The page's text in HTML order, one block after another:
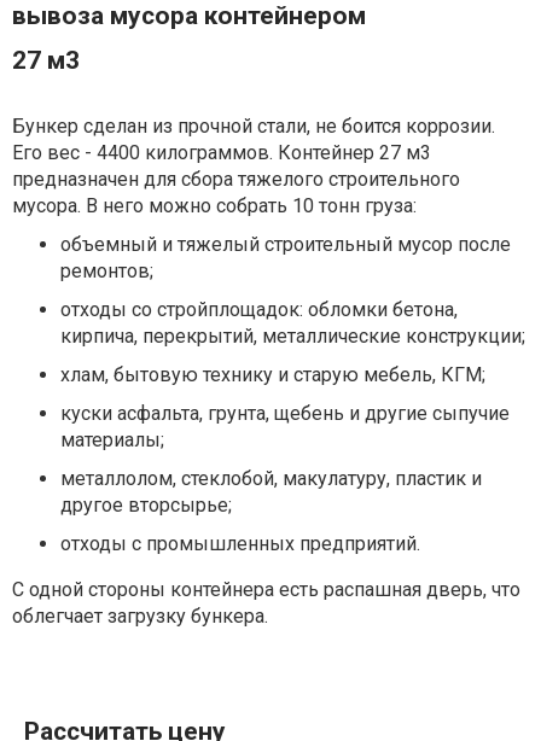
вывоза мусора контейнером
27 м3
Бункер сделан из прочной стали, не боится коррозии.
Его вес - 4400 килограммов. Контейнер 27 м3
предназначен для сбора тяжелого строительного
мусора. В него можно собрать 10 тонн груза:
объемный и тяжелый строительный мусор после
ремонтов;
отходы со стройплощадок: обломки бетона,
кирпича, перекрытий, металлические конструкции;
хлам, бытовую технику и старую мебель, КГМ;
куски асфальта, грунта, щебень и другие сыпучие
материалы;
металлолом, стеклобой, макулатуру, пластик и
другое вторсырье;
отходы с промышленных предприятий.
С одной стороны контейнера есть распашная дверь, что
облегчает загрузку бункера.
Рассчитать цену